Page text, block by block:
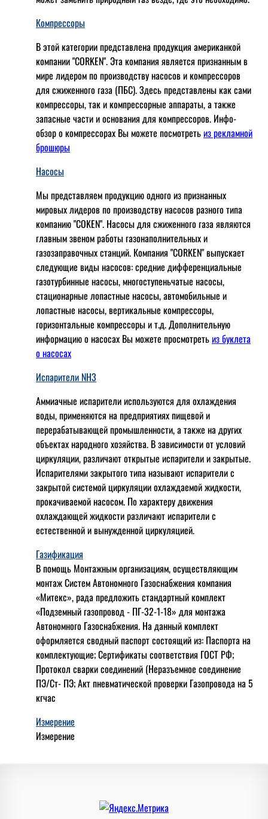
Компрессоры
В этой категории представлена продукция американкой
компании "CORKEN". Эта компания является признанным в
мире лидером по производству насосов и компрессоров
для сжиженного газа (ПБС). Здесь представлены как сами
компрессоры, так и компрессорные аппараты, а также
запасные части и основания для компрессоров. Инфо-
обзор о компрессорах Вы можете посмотретьиз рекламной
брошюры
Насосы
Мы представляем продукцию одного из признанных
мировых лидеров по производству насосов разного типа
компанию "COKEN". Насосы для сжиженного газа являются
главным звеном работы газонаполнительных и
газозаправочных станций. Компания "CORKEN" выпускает
следующие виды насосов: cредние дифференциальные
газотурбинные насосы, многоступеньчатые насосы,
стационарные лопастные насосы, автомобильные и
лопaстные насосы, вертикальные компрессоры,
горизонтальные компрессоры и т.д. Дополнительную
информацию о насосах Вы можете просмотретьиз буклета
о насосах
Испарители NH3
Аммиачные испарители используются для охлаждения
воды, применяются на предприятиях пищевой и
перерабатывающей промышленности, а также на других
объектах народного хозяйства. В зависимости от условий
циркуляции, различают открытые испарители и закрытые.
Испарителями закрытого типа называют испарители с
закрытой системой циркуляции охлаждаемой жидкости,
прокачиваемой насосом. По характеру движения
охлаждающей жидкости различают испарители с
естественной и вынужденной циркуляцией.
Газификация
В помощь Монтажным организациям, осуществляющим
монтаж Систем Автономного Газоснабжения компания
«Митекс», рада предложить стандартный комплект
«Подземный газопровод - ПГ-32-1-18» для монтажа
Автономного Газоснабжения. На данный комплект
оформляется сводный паспорт состоящий из: Паспорта на
комплектующие;Сертификаты соответствия ГОСТ РФ;
Протокол сварки соединений (Неразъемное соединение
ПЭ/Ст- ПЭ;Акт пневматической проверки Газопровода на 5
кгчас
Измерение
Измерение